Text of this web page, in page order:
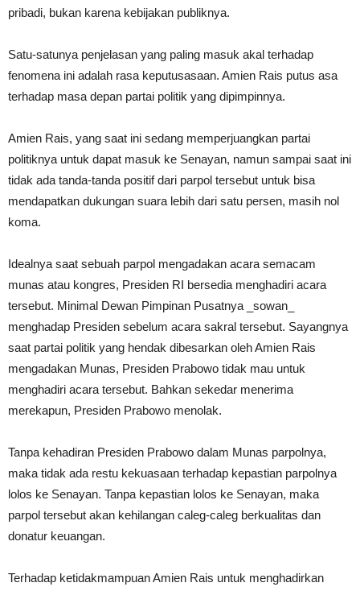
pribadi, bukan karena kebijakan publiknya.
Satu-satunya penjelasan yang paling masuk akal terhadap
fenomena ini adalah rasa keputusasaan. Amien Rais putus asa
terhadap masa depan partai politik yang dipimpinnya.
Amien Rais, yang saat ini sedang memperjuangkan partai
politiknya untuk dapat masuk ke Senayan, namun sampai saat ini
tidak ada tanda-tanda positif dari parpol tersebut untuk bisa
mendapatkan dukungan suara lebih dari satu persen, masih nol
koma.
Idealnya saat sebuah parpol mengadakan acara semacam
munas atau kongres, Presiden RI bersedia menghadiri acara
tersebut. Minimal Dewan Pimpinan Pusatnya _sowan_
menghadap Presiden sebelum acara sakral tersebut. Sayangnya
saat partai politik yang hendak dibesarkan oleh Amien Rais
mengadakan Munas, Presiden Prabowo tidak mau untuk
menghadiri acara tersebut. Bahkan sekedar menerima
merekapun, Presiden Prabowo menolak.
Tanpa kehadiran Presiden Prabowo dalam Munas parpolnya,
maka tidak ada restu kekuasaan terhadap kepastian parpolnya
lolos ke Senayan. Tanpa kepastian lolos ke Senayan, maka
parpol tersebut akan kehilangan caleg-caleg berkualitas dan
donatur keuangan.
Terhadap ketidakmampuan Amien Rais untuk menghadirkan